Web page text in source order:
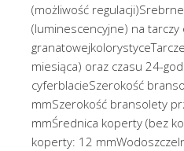
(możliwość
(luminescencyjne) na tarczy
miesiąca) oraz czasu 24-
cyferblacieSzerokość
mmSzerokość bransolety
mmŚrednica koperty (bez
koperty: 12